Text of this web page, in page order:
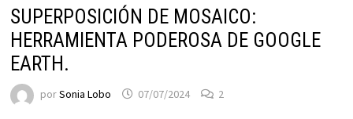
SUPERPOSICIÓN DE MOSAICO:
HERRAMIENTA PODEROSA DE GOOGLE
EARTH.
porSonia Lobo 07/07/2024 2